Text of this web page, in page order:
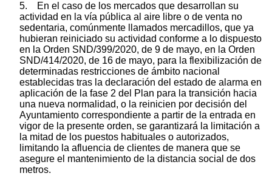
5. En el caso de los mercados que desarrollan su
actividad en la vía pública al aire libre o de venta no
sedentaria, comúnmente llamados mercadillos, que ya
hubieran reiniciado su actividad conforme a lo dispuesto
en la Orden SND/399/2020, de 9 de mayo, en la Orden
SND/414/2020, de 16 de mayo, para la flexibilización de
determinadas restricciones de ámbito nacional
establecidas tras la declaración del estado de alarma en
aplicación de la fase 2 del Plan para la transición hacia
una nueva normalidad, o la reinicien por decisión del
Ayuntamiento correspondiente a partir de la entrada en
vigor de la presente orden, se garantizará la limitación a
la mitad de los puestos habituales o autorizados,
limitando la afluencia de clientes de manera que se
asegure el mantenimiento de la distancia social de dos
metros.